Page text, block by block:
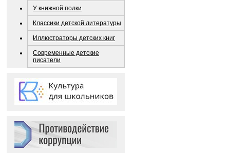
У книжной полки
Классики детской литературы
Иллюстраторы детских книг
Современные детские
писатели